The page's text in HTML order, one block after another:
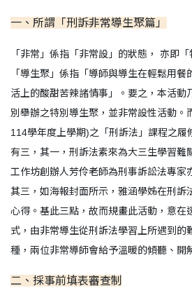
一、所謂「刑訴非常導生聚篇」
「非常」係指「非常設」的狀態， 亦即
「導生聚」係指「導師與導生在輕鬆用
活上的酸甜苦辣諸情事」。要之，本活動
別舉辦之特別導生聚，並非常設性活動。
114學年度上學期)之「刑訴法」課程之履
有三，其一，刑訴法素來為大三生學習難
工作坊創辦人芳伶老師為刑事訴訟法專家
其三，如海報封面所示，雅涵學姊在刑訴
心得。基此三點，故而規畫此活動，意在
式，由非常導生從刑訴法學習上所遇到的
種，兩位非常導師會給予溫暖的傾聽、開
二、採事前填表審查制